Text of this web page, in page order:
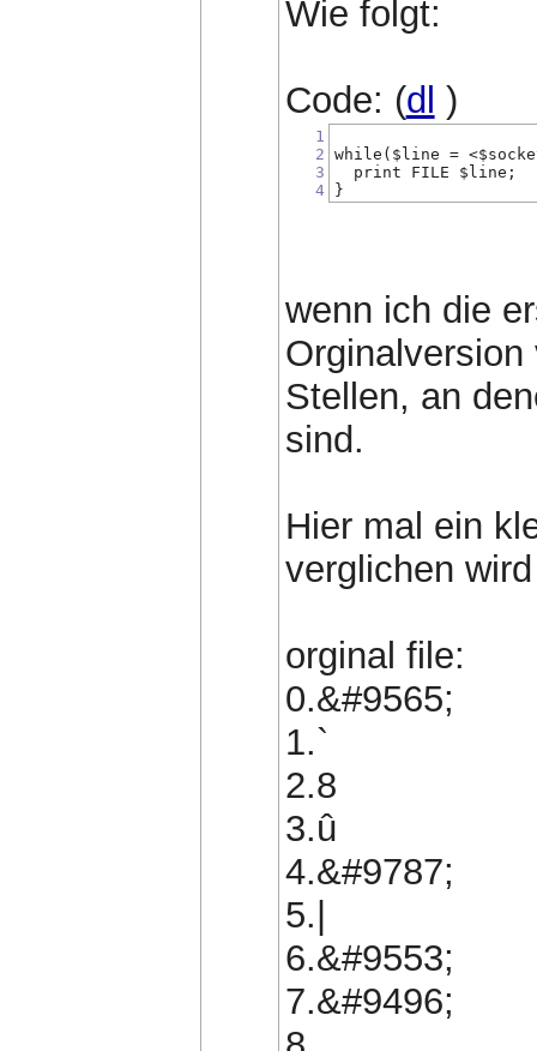
Wie folgt:
Code: (dl )
1
2
3
4
while($line =
  print FILE $line;
}
wenn ich die
Stellen, an
sind.
Hier mal ein
verglichen wird
orginal file:
0.&#9565;
1.`
2.8
3.û
4.&#9787;
5.|
6.&#9553;
7.&#9496;